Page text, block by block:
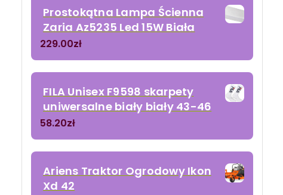
Prostokątna Lampa Ścienna
Zaria Az5235 Led 15W Biała
229.00zł
FILA Unisex F9598 skarpety
uniwersalne biały biały 43-46
58.20zł
Ariens Traktor Ogrodowy Ikon
Xd 42